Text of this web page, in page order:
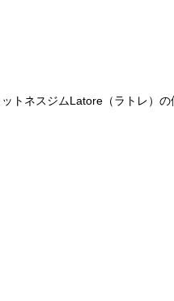
トネスジムLatore （ラトレ）